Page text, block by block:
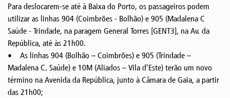
Para deslocarem-se até à Baixa do Porto, os passageiros podem
utilizar as linhas 904 (Coimbrões - Bolhão) e 905 (Madalena C
Saúde - Trindade, na paragem General Torres [GENT3], na Av. da
República, até às 21h00.
• As linhas 904 (Bolhão – Coimbrões) e 905 (Trindade –
Madalena C. Saúde) e 10M (Aliados – Vila d’Este) terão um novo
término na Avenida da República, junto à Câmara de Gaia, a partir
das 21h00;